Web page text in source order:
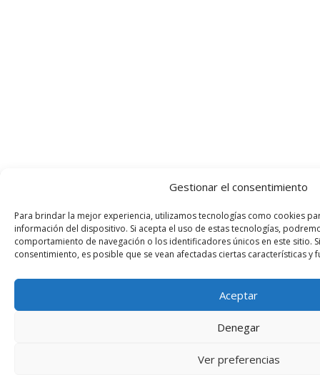
Gestionar el consentimiento
Para brindar la mejor experiencia, utilizamos tecnologías como cookies
información del dispositivo. Si acepta el uso de estas tecnologías,
comportamiento de navegación o los identificadores únicos en este sitio.
consentimiento, es posible que se vean afectadas ciertas características y
Aceptar
Denegar
Ver preferencias